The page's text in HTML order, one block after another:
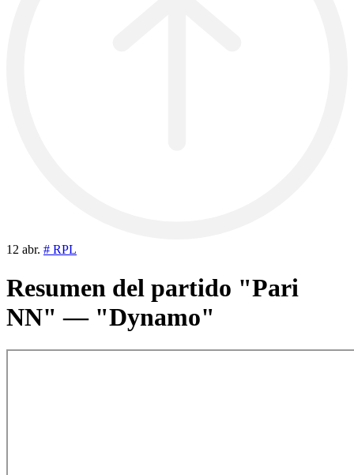
12 abr. # RPL
Resumen del partido "Pari
NN" — "Dynamo"